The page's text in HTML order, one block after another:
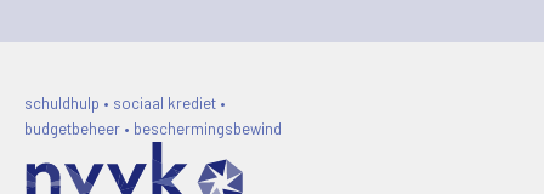
schuldhulp • sociaal krediet •
budgetbeheer • beschermingsbewind